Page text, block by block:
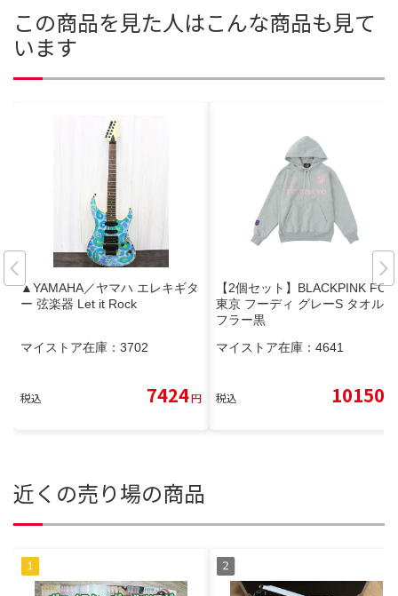
この商品を見た人はこんな商品も見て
います
▲YAMAHA／ヤマハ エレキギタ
ー 弦楽器 Let it Rock
マイストア在庫： 3702
税込 7424円
【2個セット】BLACKPINK FC
東京 フーディ グレーS タオルマ
フラー黒
マイストア在庫： 4641
税込 10150
近くの売り場の商品